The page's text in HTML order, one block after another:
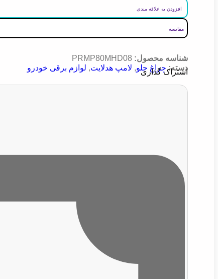
افزودن به علاقه مندی
مقایسه
شناسه محصول: PRMP80MHD08
دسته: چراغ جلو, لامپ هدلایت, لوازم برقی خودرو اشتراک گذاری